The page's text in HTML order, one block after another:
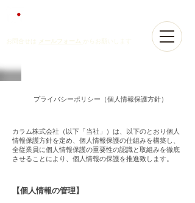
お問合せは メールフォーム からお願いします
プライバシーポリシー（個人情報保護方針）
カラム株式会社（以下「当社」）は、以下のとおり個人
情報保護方針を定め、個人情報保護の仕組みを構築し、
全従業員に個人情報保護の重要性の認識と取組みを徹底
させることにより、個人情報の保護を推進致します。
【個人情報の管理】